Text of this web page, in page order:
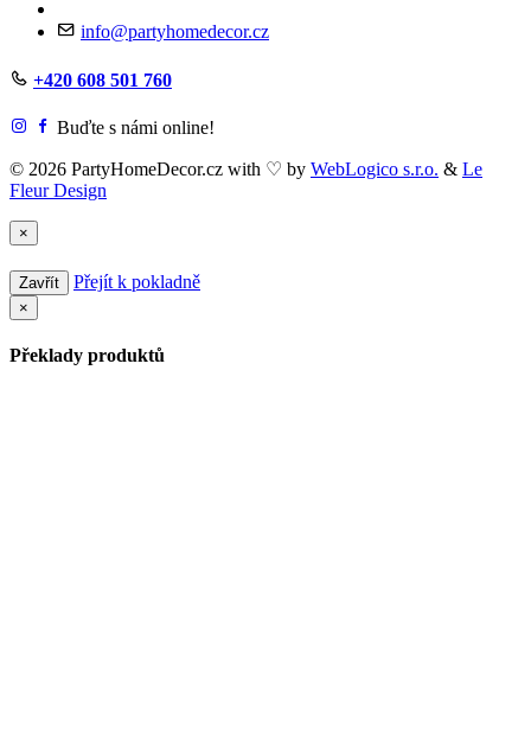
info@partyhomedecor.cz
+420 608 501 760
Buďte s námi online!
© 2026 PartyHomeDecor.cz with ♡ by WebLogico s.r.o. & Le
Fleur Design
×
Zavřít Přejít k pokladně
×
Překlady produktů